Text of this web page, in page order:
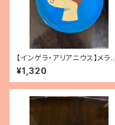
【インゲラ・アリアニウス】メラ
ンプレート（イヌ・ブルー）
¥1,320